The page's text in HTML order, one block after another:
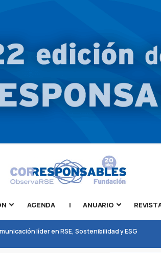
AGENDA | ANUARIO
líder en RSE, Sostenibilidad y ESG